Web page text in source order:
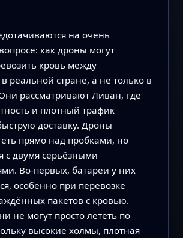
на очень
как дроны могут
кровь между
реальной стране, а не только в
рассматривают Ливан, где
и плотный трафик
доставку. Дроны
прямо над пробками, но
с двумя серьёзными
Во‑первых, батареи у них
особенно при перевозке
пакетов с кровью.
не могут просто лететь по
высокие холмы, плотная